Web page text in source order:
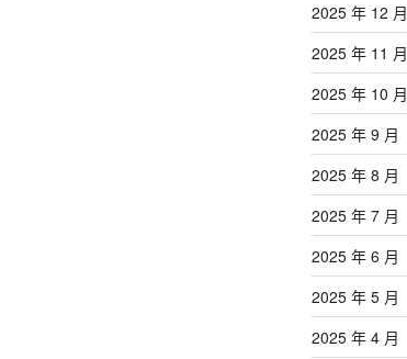
2025 年 12 月
2025 年 11 月
2025 年 10 月
2025 年 9 月
2025 年 8 月
2025 年 7 月
2025 年 6 月
2025 年 5 月
2025 年 4 月